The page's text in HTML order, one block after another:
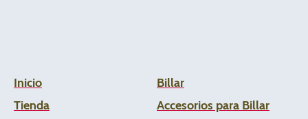
Inicio
Tienda
Billar
Accesorios para Billar